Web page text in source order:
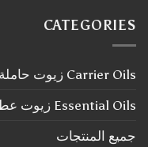
في
مطبخك
اليانسون
النجمي
علبة
المكياج
CATEGORIES
Carrier Oils زيوت حاملة
Essential Oils زيوت عطرية اساسية
جميع المنتجات